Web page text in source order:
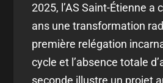
2025, l’AS Saint-Étienne a
ans une transformation
première relégation
cycle et l’absence totale
seconde illustre un projet